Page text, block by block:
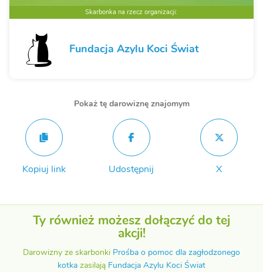
Skarbonka na rzecz organizacji:
Fundacja Azylu Koci Świat
Pokaż tę darowiznę znajomym
Kopiuj link Udostępnij X
Ty również możesz dołączyć do tej
akcji!
Darowizny ze skarbonki Prośba o pomoc dla zagłodzonego
kotka zasilają Fundacja Azylu Koci Świat